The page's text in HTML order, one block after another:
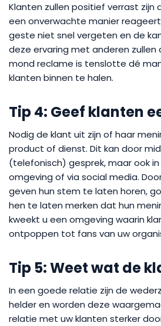
Klanten zullen positief verrast zijn
een onverwachte manier
geste niet snel vergeten en de
deze ervaring met anderen
mond reclame is tenslotte dé
klanten binnen te halen.
Tip 4: Geef klanten
Nodig de klant uit zijn of haar
product of dienst. Dit kan door
(telefonisch) gesprek, maar ook
omgeving of via social media.
geven hun stem te laten horen,
hen te laten merken dat hun
kweekt u een omgeving waarin
ontpoppen tot fans van uw
Tip 5: Weet wat de
In een goede relatie zijn de
helder en worden deze
relatie met uw klanten sterker